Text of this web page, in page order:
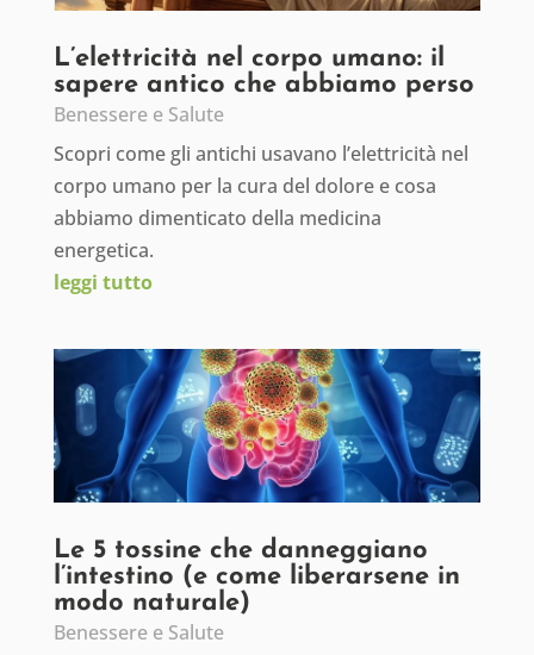
L’elettricità nel corpo umano: il
sapere antico che abbiamo perso
Benessere e Salute
Scopri come gli antichi usavano l’elettricità nel
corpo umano per la cura del dolore e cosa
abbiamo dimenticato della medicina
energetica.
leggi tutto
Le 5 tossine che danneggiano
l’intestino (e come liberarsene in
modo naturale)
Benessere e Salute